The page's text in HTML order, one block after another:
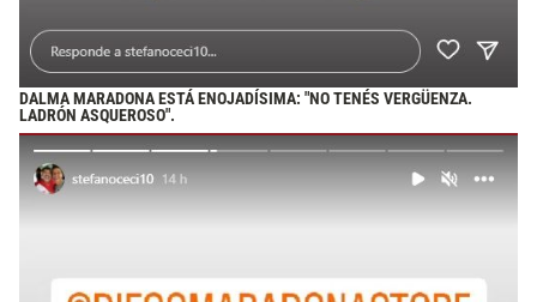
DALMA MARADONA ESTÁ ENOJADÍSIMA: "NO TENÉS VERGÜENZA.
LADRÓN ASQUEROSO".